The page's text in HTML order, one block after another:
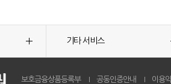
기타 서비스
보호금융상품등록부 공동인증안내 이용